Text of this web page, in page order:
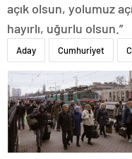
açık olsun, yolumuz
hayırlı, uğurlu olsun.”
Aday Cumhuriyet